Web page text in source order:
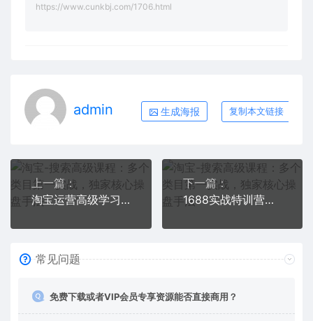
https://www.cunkbj.com/1706.html
admin 生成海报 复制本文链接
上一篇：
淘宝运营高级学习课程：快速获取流量核心秘密，轻松实现盈利！
下一篇：
1688实战特训营：新手0基础上手，21天掌握运营店核心玩法
常见问题
免费下载或者VIP会员专享资源能否直接商用？